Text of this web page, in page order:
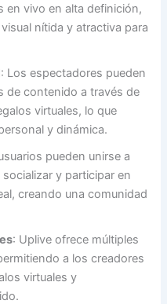
en vivo en alta definición,
nítida y atractiva para
: Los espectadores pueden
de contenido a través de
virtuales, lo que
y dinámica.
pueden unirse a
y participar en
creando una comunidad
: Uplive ofrece múltiples
a los creadores
virtuales y